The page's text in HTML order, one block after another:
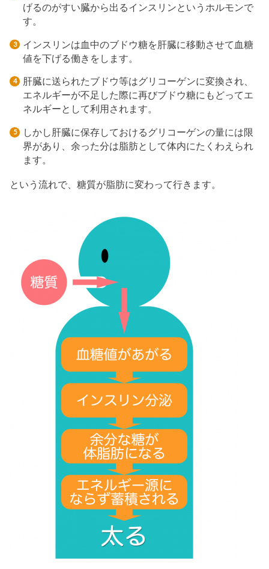
げるのがすい臓から出るインスリンというホルモンで
す。
インスリンは血中のブドウ糖を肝臓に移動させて血糖
値を下げる働きをします。
肝臓に送られたブドウ等はグリコーゲンに変換され、
エネルギーが不足した際に再びブドウ糖にもどってエ
ネルギーとして利用されます。
しかし肝臓に保存しておけるグリコーゲンの量には限
界があり、余った分は脂肪として体内にたくわえられ
ます。
という流れで、糖質が脂肪に変わって行きます。